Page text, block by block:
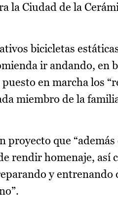
la Ciudad de la
bicicletas
ir andando, en
en marcha los
miembro de la
proyecto que
rendir homenaje, así
y